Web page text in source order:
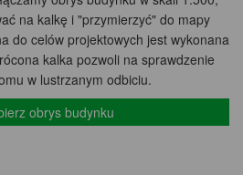
na kalkę i "przymierzyć" do mapy
do celów projektowych jest wykonana
kalka pozwoli na sprawdzenie
w lustrzanym odbiciu.
obrys budynku